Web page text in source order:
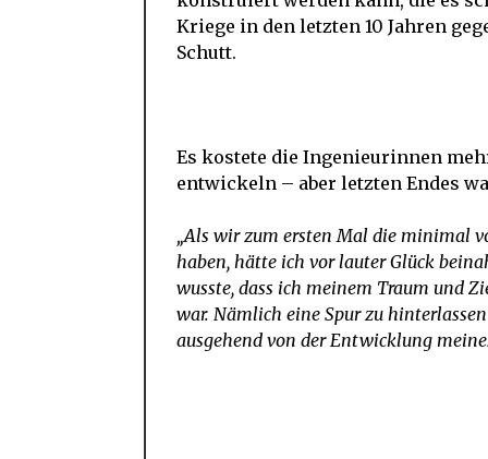
Kriege in den letzten 10 Jahren
Schutt.
Es kostete die Ingenieurinnen
entwickeln – aber letzten Endes
„Als wir zum ersten Mal die minimal
haben, hätte ich vor lauter Glück
wusste, dass ich meinem Traum und
war. Nämlich eine Spur zu
ausgehend von der Entwicklung